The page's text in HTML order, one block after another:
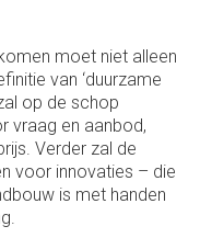
moet niet alleen
van ‘duurzame
op de schop
vraag en aanbod,
Verder zal de
voor innovaties – die
is met handen